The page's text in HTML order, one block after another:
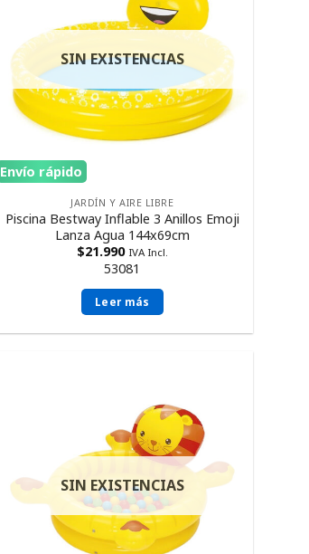
Envío rápido
SIN EXISTENCIAS
JARDÍN Y AIRE LIBRE
Piscina Bestway Inflable 3 Anillos Emoji
Lanza Agua 144x69cm
$21.990 IVA Incl.
53081
Leer más
SIN EXISTENCIAS